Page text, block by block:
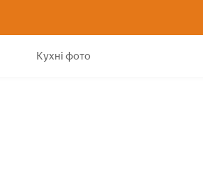
Кухні фото